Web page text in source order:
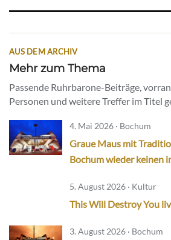
AUS DEM ARCHIV
Mehr zum Thema
Passende Ruhrbarone-Beiträge,
Personen und weitere Treffer im Titel
4. Mai 2026 · Bochum
Graue Maus mit
Bochum wieder keinen
5. August 2026 · Kultur
This Will Destroy You
3. August 2026 · Bochum